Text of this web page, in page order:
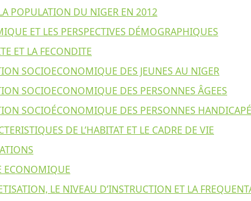
POPULATION DU NIGER EN 2012
ET LES PERSPECTIVES DÉMOGRAPHIQUES
ET LA FECONDITE
SOCIOECONOMIQUE DES JEUNES AU NIGER
SOCIOECONOMIQUE DES PERSONNES ÂGEES
SOCIOÉCONOMIQUE DES PERSONNES
DE L’HABITAT ET LE CADRE DE VIE
ECONOMIQUE
LE NIVEAU D’INSTRUCTION ET LA